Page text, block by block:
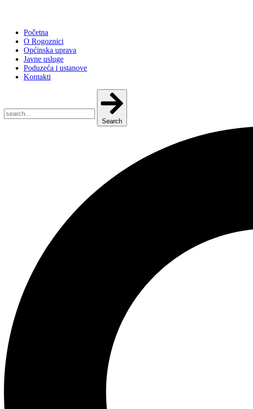
Početna
O Rogoznici
Općinska uprava
Javne usluge
Poduzeća i ustanove
Kontakti
Search